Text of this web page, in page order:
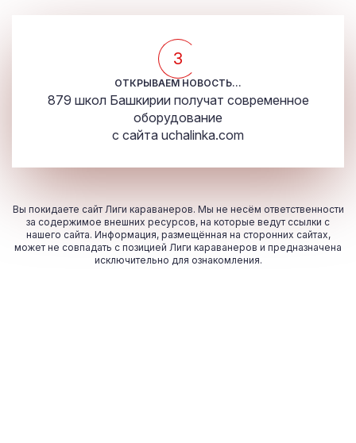
3
ОТКРЫВАЕМ НОВОСТЬ...
879 школ Башкирии получат современное
оборудование
с сайта uchalinka.com
Вы покидаете сайт Лиги караванеров. Мы не несём ответственности
за содержимое внешних ресурсов, на которые ведут ссылки с
нашего сайта. Информация, размещённая на сторонних сайтах,
может не совпадать с позицией Лиги караванеров и предназначена
исключительно для ознакомления.